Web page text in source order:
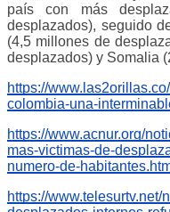
país con más
desplazados), seguido
(4,5 millones de
desplazados) y Somalia
https://
colombia-una-
https://www.acnur.org/
mas-victimas-de-
numero-de-
https://